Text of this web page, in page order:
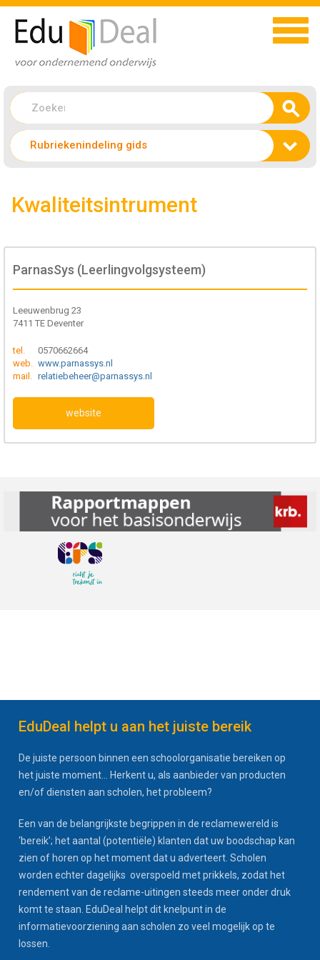
Rubriekenindeling gids
Kwaliteitsintrument
ParnasSys (Leerlingvolgsysteem)
Leeuwenbrug 23
7411 TE Deventer
tel.
0570662664
web. www.parnassys.nl
mail. relatiebeheer@parnassys.nl
website
EduDeal helpt u aan het juiste bereik
De juiste persoon binnen een schoolorganisatie bereiken op
het juiste moment... Herkent u, als aanbieder van producten
en/of diensten aan scholen, het probleem?
Een van de belangrijkste begrippen in de reclamewereld is
‘bereik’; het aantal (potentiële) klanten dat uw boodschap kan
zien of horen op het moment dat u adverteert. Scholen
worden echter dagelijks overspoeld met prikkels, zodat het
rendement van de reclame-uitingen steeds meer onder druk
komt te staan. EduDeal helpt dit knelpunt in de
informatievoorziening aan scholen zo veel mogelijk op te
lossen.